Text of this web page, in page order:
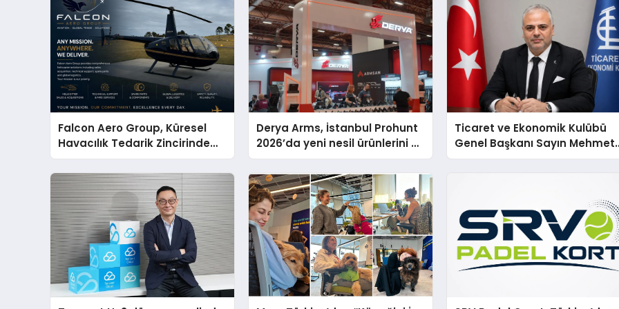
Falcon Aero Group, Küresel
Havacılık Tedarik Zincirinde
Türkiye’den Dünyaya Açılıyor
Derya Arms, İstanbul Prohunt
2026’da yeni nesil ürünlerini ve
global marka vizyonunu
sergiledi
Ticaret ve Ekonomik Kulübü
Genel Başkanı Sayın Mehmet
Ulutaş, ekonomiye dair